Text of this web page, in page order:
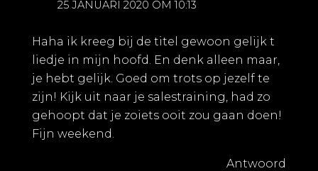
25 JANUARI 2020 OM 10:13
Haha ik kreeg bij de titel gewoon gelijk t
liedje in mijn hoofd. En denk alleen maar,
je hebt gelijk. Goed om trots op jezelf te
zijn! Kijk uit naar je salestraining, had zo
gehoopt dat je zoiets ooit zou gaan doen!
Fijn weekend.
Antwoord